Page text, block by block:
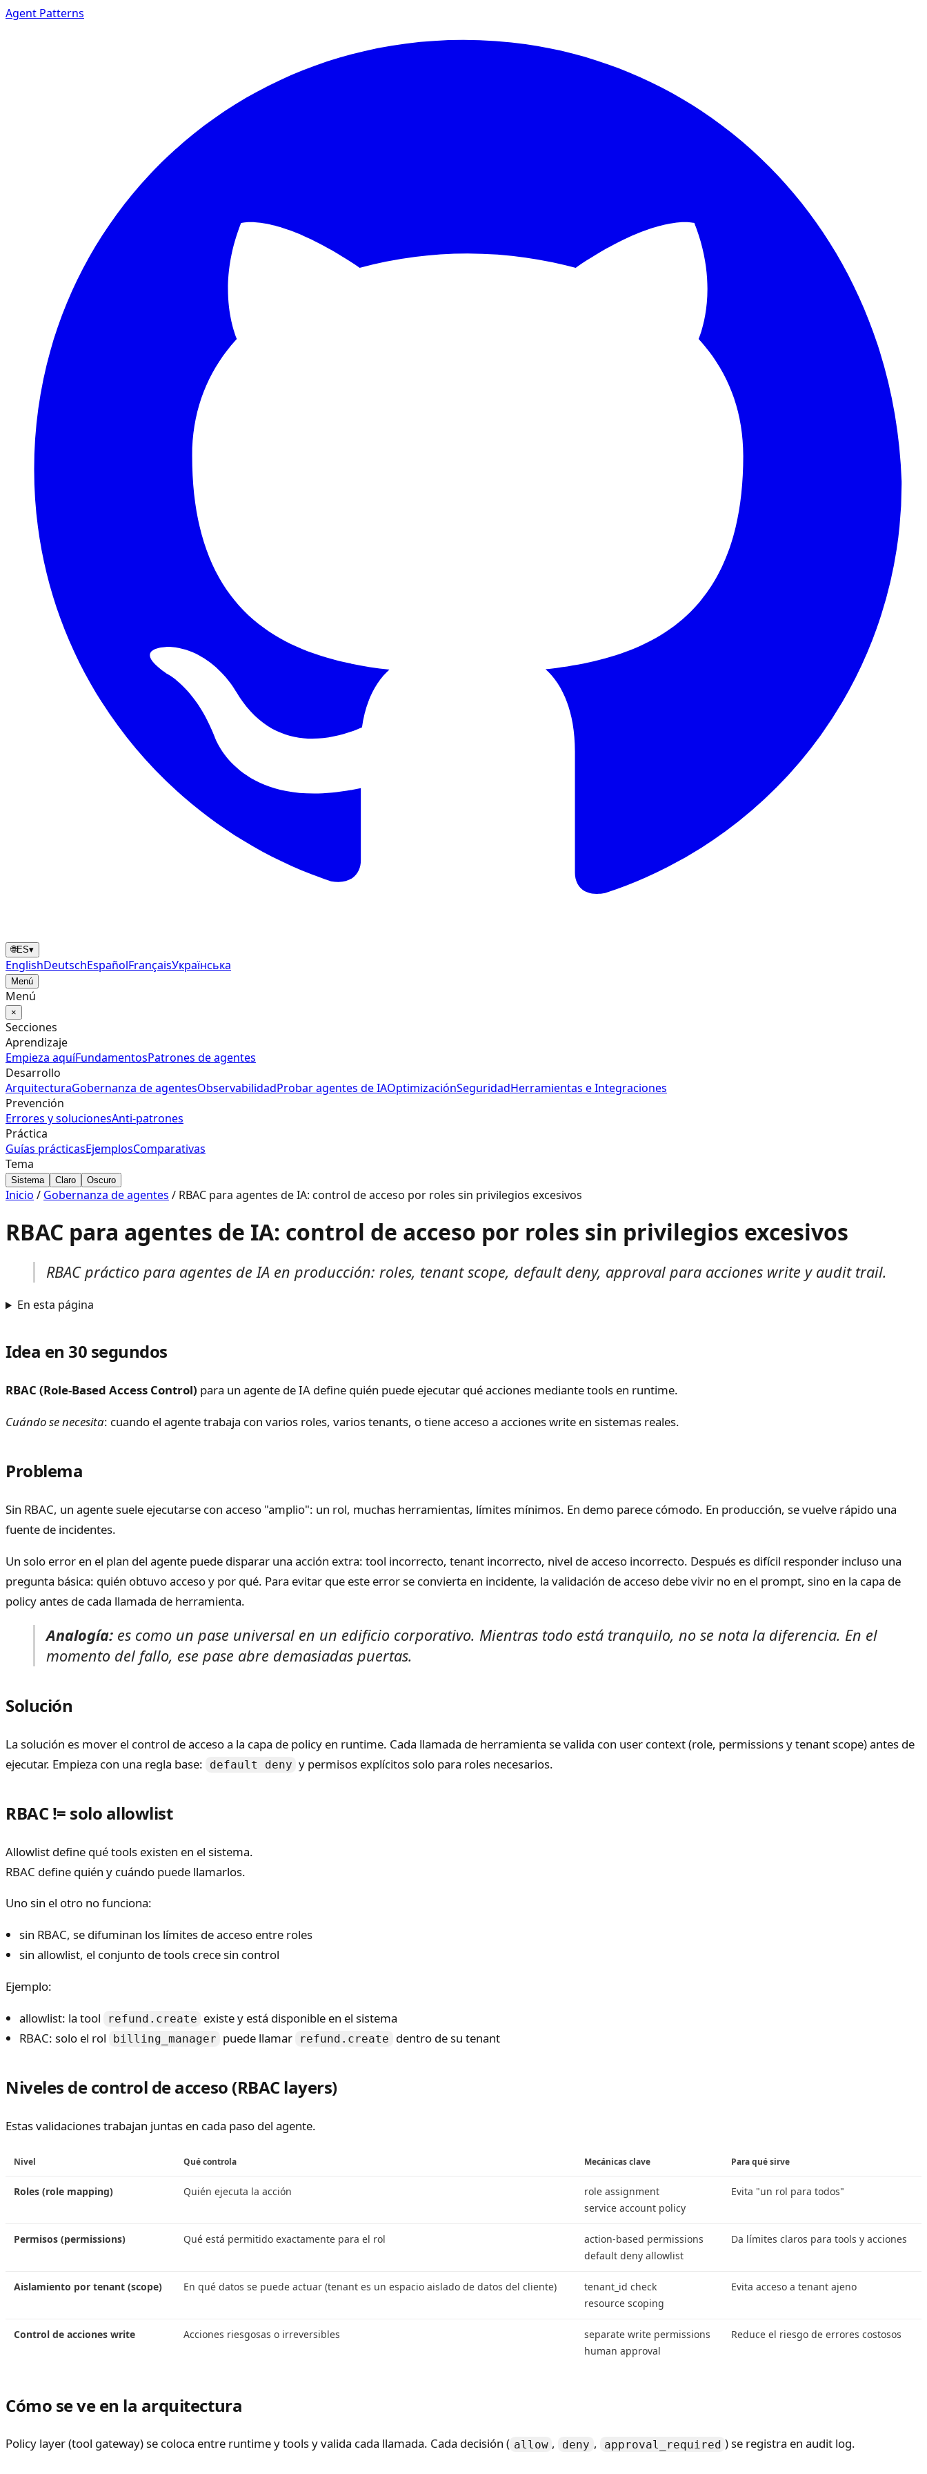
Agent Patterns
🌐ES▾
EnglishDeutschEspañolFrançaisУкраїнська
Menú
Menú
×
Secciones
Aprendizaje
Empieza aquíFundamentosPatrones de agentes
Desarrollo
ArquitecturaGobernanza de agentesObservabilidadProbar agentes de IAOptimizaciónSeguridadHerramientas e Integraciones
Prevención
Errores y solucionesAnti‑patrones
Práctica
Guías prácticasEjemplosComparativas
Tema
Sistema Claro Oscuro
Inicio / Gobernanza de agentes / RBAC para agentes de IA: control de acceso por roles sin privilegios excesivos
RBAC para agentes de IA: control de acceso por roles sin privilegios excesivos
RBAC práctico para agentes de IA en producción: roles, tenant scope, default deny, approval para acciones write y audit trail.
En esta página
Idea en 30 segundos
RBAC (Role-Based Access Control) para un agente de IA define quién puede ejecutar qué acciones mediante tools en runtime.
Cuándo se necesita: cuando el agente trabaja con varios roles, varios tenants, o tiene acceso a acciones write en sistemas reales.
Problema
Sin RBAC, un agente suele ejecutarse con acceso "amplio": un rol, muchas herramientas, límites mínimos. En demo parece cómodo. En producción, se vuelve rápido una
fuente de incidentes.
Un solo error en el plan del agente puede disparar una acción extra: tool incorrecto, tenant incorrecto, nivel de acceso incorrecto. Después es difícil responder incluso una
pregunta básica: quién obtuvo acceso y por qué. Para evitar que este error se convierta en incidente, la validación de acceso debe vivir no en el prompt, sino en la capa de
policy antes de cada llamada de herramienta.
Analogía: es como un pase universal en un edificio corporativo. Mientras todo está tranquilo, no se nota la diferencia. En el
momento del fallo, ese pase abre demasiadas puertas.
Solución
La solución es mover el control de acceso a la capa de policy en runtime. Cada llamada de herramienta se valida con user context (role, permissions y tenant scope) antes de
ejecutar. Empieza con una regla base:
default deny y permisos explícitos solo para roles necesarios.
RBAC != solo allowlist
Allowlist define qué tools existen en el sistema.
RBAC define quién y cuándo puede llamarlos.
Uno sin el otro no funciona:
sin RBAC, se difuminan los límites de acceso entre roles
sin allowlist, el conjunto de tools crece sin control
Ejemplo:
allowlist: la tool
refund.create existe y está disponible en el sistema
RBAC: solo el rol
billing_manager puede llamar refund.create dentro de su tenant
Niveles de control de acceso (RBAC layers)
Estas validaciones trabajan juntas en cada paso del agente.
Nivel Qué controla Mecánicas clave Para qué sirve
Roles (role mapping) Quién ejecuta la acción
role assignment
service account policy
Evita "un rol para todos"
Permisos (permissions) Qué está permitido exactamente para el rol
action-based permissions
default deny allowlist
Da límites claros para tools y acciones
Aislamiento por tenant (scope) En qué datos se puede actuar (tenant es un espacio aislado de datos del cliente)
tenant_id check
resource scoping
Evita acceso a tenant ajeno
Control de acciones write Acciones riesgosas o irreversibles
separate write permissions
human approval
Reduce el riesgo de errores costosos
Cómo se ve en la arquitectura
Policy layer (tool gateway) se coloca entre runtime y tools y valida cada llamada. Cada decisión ( allow , deny , approval_required ) se registra en audit log.